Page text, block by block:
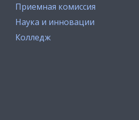
Приемная комиссия
Наука и инновации
Колледж